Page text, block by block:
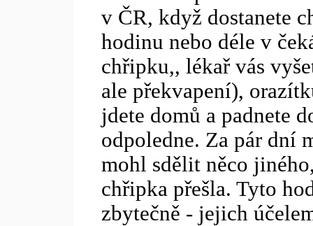
v ČR, když dostanete
hodinu nebo déle v
chřipku,, lékař vás
ale překvapení),
jdete domů a padnete
odpoledne. Za pár dní
mohl sdělit něco
chřipka přešla. Tyto
zbytečně - jejich